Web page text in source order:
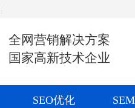
全网营销解决方案
国家高新技术企业
SEO优化